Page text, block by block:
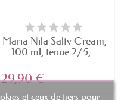
Maria Nila Salty Cream,
100 ml, tenue 2/5,...
29,90 €
et ceux de tiers pour